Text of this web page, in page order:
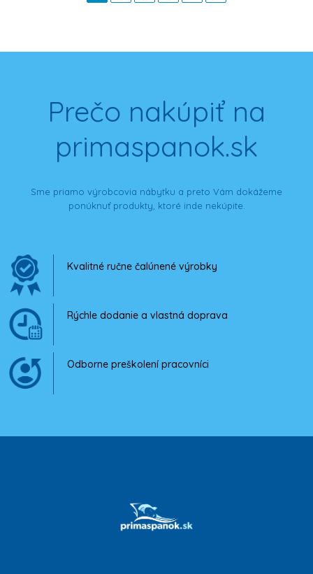
Prečo nakúpiť na
primaspanok.sk
Sme priamo výrobcovia nábytku a preto Vám dokážeme
ponúknuť produkty, ktoré inde nekúpite.
Kvalitné ručne čalúnené výrobky
Rýchle dodanie a vlastná doprava
Odborne preškolení pracovníci